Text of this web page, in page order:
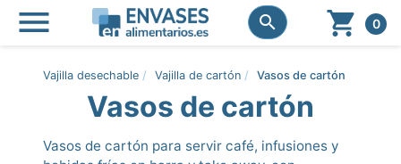
 
  0
Vajilla desechable Vajilla de cartón Vasos de cartón
Vasos de cartón
Vasos de cartón para servir café, infusiones y